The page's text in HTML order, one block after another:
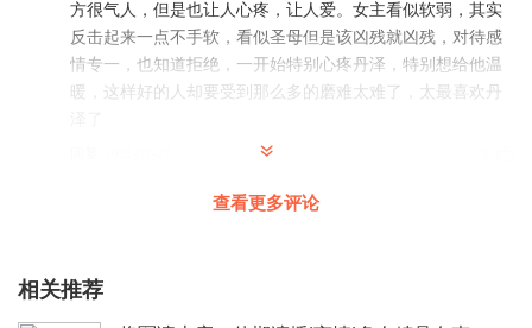
方很气人，但是也让人心疼，让人爱。女主看似软弱，其实
反击起来一点不手软，看似圣母但是该凶残就凶残，对待感
情专一，也知道拒绝，一开始特别心疼丹泽，特别想给他温
暖，这样好的人却要受到那么多的磨难太难了，太最喜欢丹
回复
查看更多评论
相关推荐